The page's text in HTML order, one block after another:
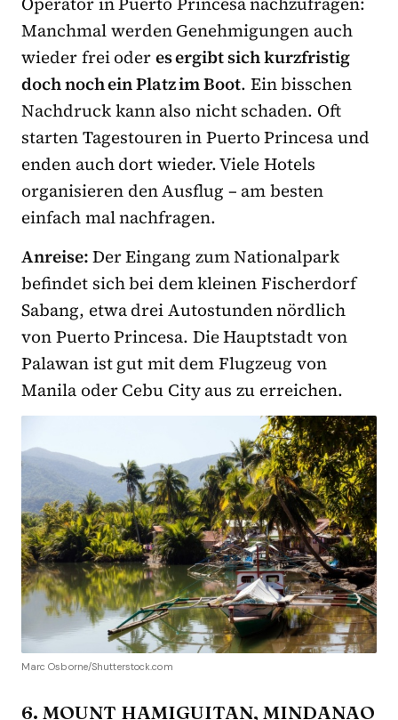
Manchmal werden Genehmigungen auch
wieder frei oderes ergibt sich kurzfristig
doch noch ein Platz im Boot. Ein bisschen
Nachdruck kann also nicht schaden. Oft
starten Tagestouren in Puerto Princesa und
enden auch dort wieder. Viele Hotels
organisieren den Ausflug – am besten
einfach mal nachfragen.
Anreise:Der Eingang zum Nationalpark
befindet sich bei dem kleinen Fischerdorf
Sabang, etwa drei Autostunden nördlich
von Puerto Princesa. Die Hauptstadt von
Palawan ist gut mit dem Flugzeug von
Manila oder Cebu City aus zu erreichen.
Marc Osborne/Shutterstock.com
6. MOUNT HAMIGUITAN, MINDANAO